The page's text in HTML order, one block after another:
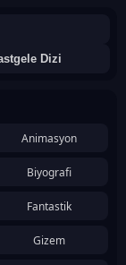
Dizi
Animasyon
Biyografi
Fantastik
Gizem